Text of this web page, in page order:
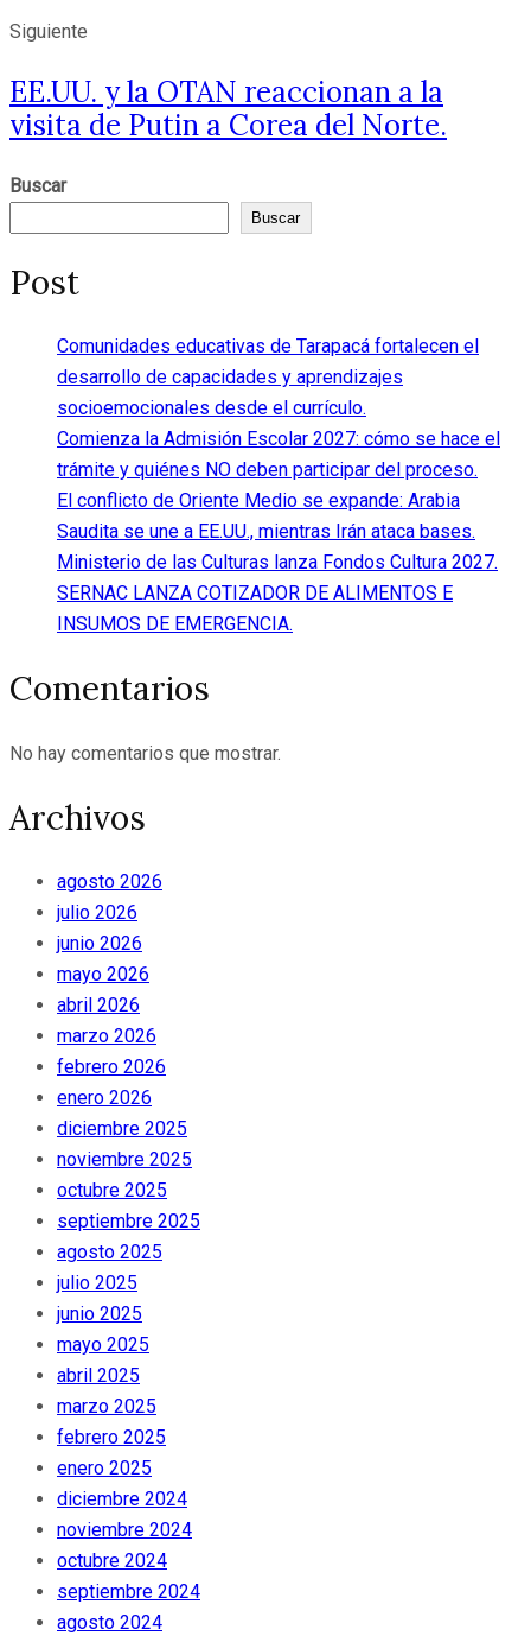
Siguiente
EE.UU. y la OTAN reaccionan a la
visita de Putin a Corea del Norte.
Buscar
Buscar
Post
Comunidades educativas de Tarapacá fortalecen el
desarrollo de capacidades y aprendizajes
socioemocionales desde el currículo.
Comienza la Admisión Escolar 2027: cómo se hace el
trámite y quiénes NO deben participar del proceso.
El conflicto de Oriente Medio se expande: Arabia
Saudita se une a EE.UU., mientras Irán ataca bases.
Ministerio de las Culturas lanza Fondos Cultura 2027.
SERNAC LANZA COTIZADOR DE ALIMENTOS E
INSUMOS DE EMERGENCIA.
Comentarios
No hay comentarios que mostrar.
Archivos
agosto 2026
julio 2026
junio 2026
mayo 2026
abril 2026
marzo 2026
febrero 2026
enero 2026
diciembre 2025
noviembre 2025
octubre 2025
septiembre 2025
agosto 2025
julio 2025
junio 2025
mayo 2025
abril 2025
marzo 2025
febrero 2025
enero 2025
diciembre 2024
noviembre 2024
octubre 2024
septiembre 2024
agosto 2024